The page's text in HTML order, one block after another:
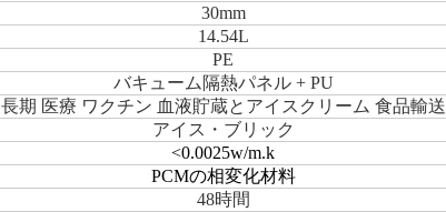
30mm
14.54L
PE
バキューム隔熱パネル + PU
長期 医療 ワクチン 血液貯蔵とアイスクリーム 食品輸送
アイス・ブリック
<0.0025w/m.k
PCMの相変化材料
48時間